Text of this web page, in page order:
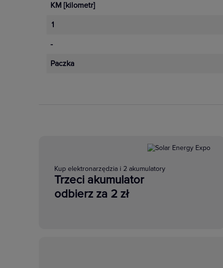
KM [kilometr]
1
-
Paczka
Kup elektronarzędzia i 2 akumulatory
Trzeci akumulator
odbierz za 2 zł